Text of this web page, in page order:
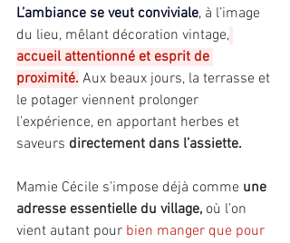
L’ambiance se veut conviviale, à l’image
du lieu, mêlant décoration vintage,
accueil attentionné et esprit de
proximité. Aux beaux jours, la terrasse et
le potager viennent prolonger
l’expérience, en apportant herbes et
saveurs directement dans l’assiette.
Mamie Cécile s’impose déjà comme une
adresse essentielle du village, où l’on
vient autant pour bien manger que pour